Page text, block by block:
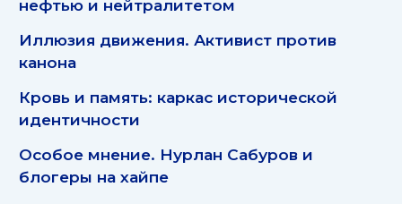
нефтью и нейтралитетом
Иллюзия движения. Активист против
канона
Кровь и память: каркас исторической
идентичности
Особое мнение. Нурлан Сабуров и
блогеры на хайпе